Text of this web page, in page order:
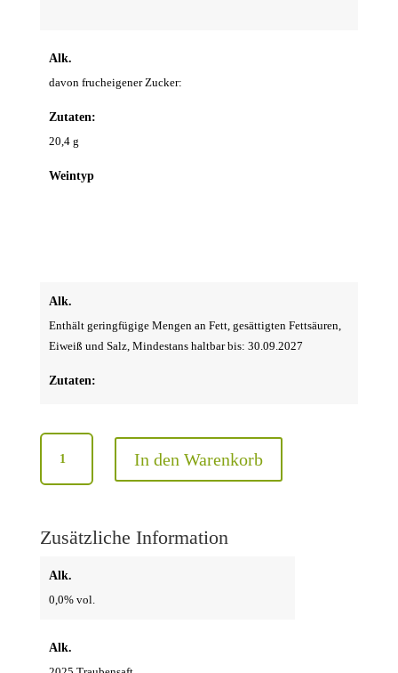
Alk.
davon frucheigener Zucker:
Zutaten:
20,4 g
Weintyp
Alk.
Enthält geringfügige Mengen an Fett, gesättigten Fettsäuren,
Eiweiß und Salz, Mindestans haltbar bis: 30.09.2027
Zutaten:
weißen
In den Warenkorb
Zusätzliche Information
Alk.
0,0% vol.
Alk.